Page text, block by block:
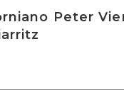
Peter